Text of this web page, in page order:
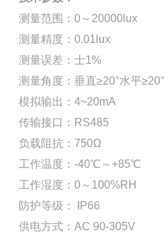
测量范围：0～20000lux
测量精度：0.01lux
测量误差：士1%
测量角度：垂直≥20°水平≥20°
模拟输出：4~20mA
传输接口：RS485
负载阻抗：750Ω
工作温度：-40℃～+85℃
工作湿度：0～100%RH
防护等级： IP66
供电方式：AC 90-305V